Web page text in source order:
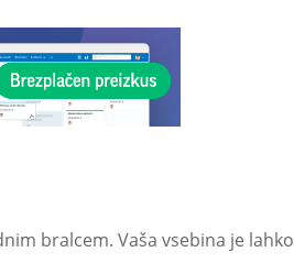
bralcem. Vaša vsebina je lahko